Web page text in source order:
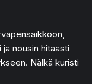
nousin hitaasti
Nälkä kuristi